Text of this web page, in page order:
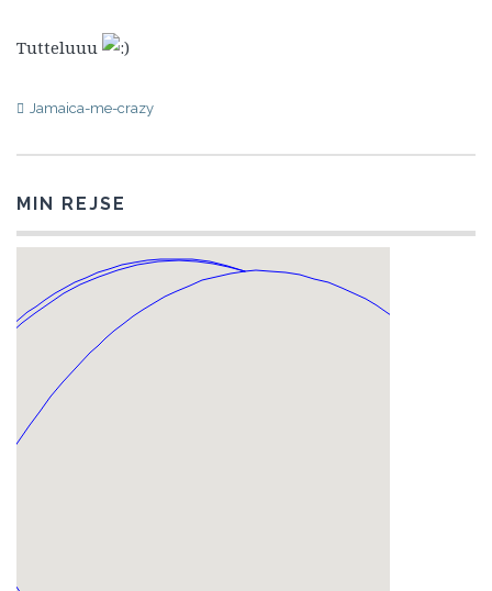
Tutteluuu
Jamaica-me-crazy
MIN REJSE